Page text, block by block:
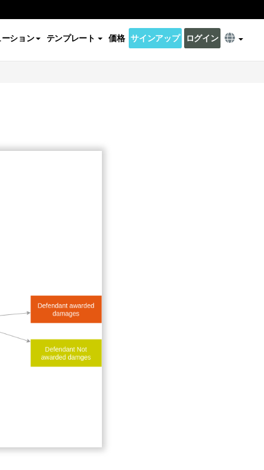
ション テンプレート 価格 サインアップ ログイン